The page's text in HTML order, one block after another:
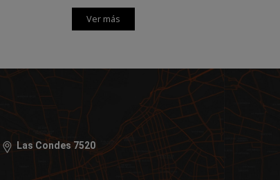
Ver más
Las Condes 7520